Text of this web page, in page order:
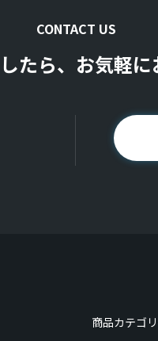
CONTACT US
たら、お気軽
商品カテゴ